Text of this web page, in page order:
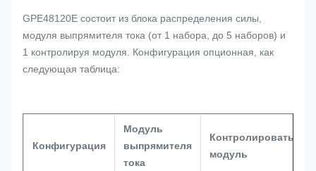
GPE48120E состоит из блока распределения силы,
модуля выпрямителя тока (от 1 набора, до 5 наборов) и
1 контролируя модуля. Конфигурация опционная, как
следующая таблица:
Конфигурация
Модуль
выпрямителя
тока
Контролировать
модуль